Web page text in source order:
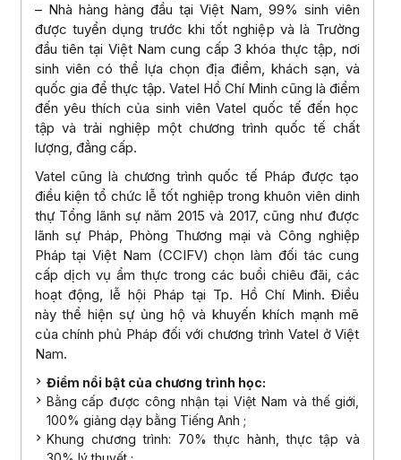
– Nhà hàng hàng đầu tại Việt Nam, 99% sinh viên
được tuyển dụng trước khi tốt nghiệp và là Trường
đầu tiên tại Việt Nam cung cấp 3 khóa thực tập, nơi
sinh viên có thể lựa chọn địa điểm, khách sạn, và
quốc gia để thực tập. Vatel Hồ Chí Minh cũng là điểm
đến yêu thích của sinh viên Vatel quốc tế đến học
tập và trải nghiệp một chương trình quốc tế chất
lượng, đẳng cấp.
Vatel cũng là chương trình quốc tế Pháp được tạo
điều kiện tổ chức lễ tốt nghiệp trong khuôn viên dinh
thự Tổng lãnh sự năm 2015 và 2017, cũng như được
lãnh sự Pháp, Phòng Thương mại và Công nghiệp
Pháp tại Việt Nam (CCIFV) chọn làm đối tác cung
cấp dịch vụ ẩm thực trong các buổi chiêu đãi, các
hoạt động, lễ hội Pháp tại Tp. Hồ Chí Minh. Điều
này thể hiện sự ủng hộ và khuyến khích mạnh mẽ
của chính phủ Pháp đối với chương trình Vatel ở Việt
Nam.
Điểm nổi bật của chương trình học:
Bằng cấp được công nhận tại Việt Nam và thế giới,
100% giảng dạy bằng Tiếng Anh ;
Khung chương trình: 70% thực hành, thực tập và